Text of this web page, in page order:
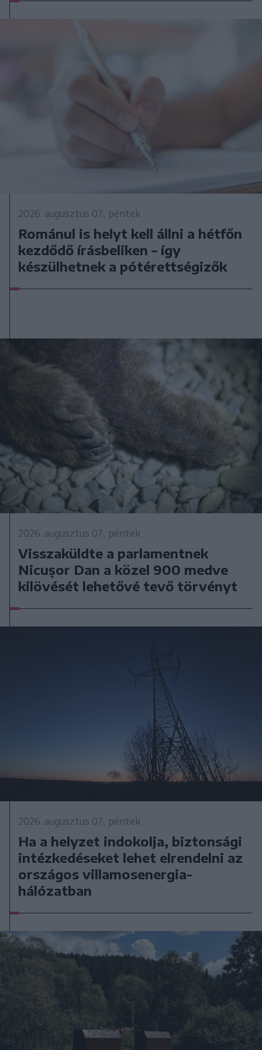
2026. augusztus 07., péntek
Románul is helyt kell állni a hétfőn
kezdődő írásbeliken – így
készülhetnek a pótérettségizők
2026. augusztus 07., péntek
Visszaküldte a parlamentnek
Nicușor Dan a közel 900 medve
kilövését lehetővé tevő törvényt
2026. augusztus 07., péntek
Ha a helyzet indokolja, biztonsági
intézkedéseket lehet elrendelni az
országos villamosenergia-
hálózatban